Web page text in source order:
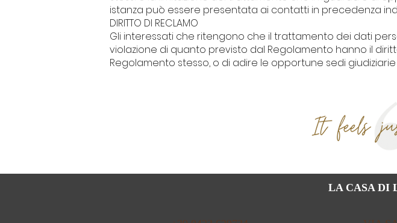
istanza può essere presentata ai contatti in precedenza
DIRITTO DI RECLAMO
Gli interessati che ritengono che il trattamento dei dati
violazione di quanto previsto dal Regolamento hanno il
Regolamento stesso, o di adire le opportune sedi
LA CASA DI